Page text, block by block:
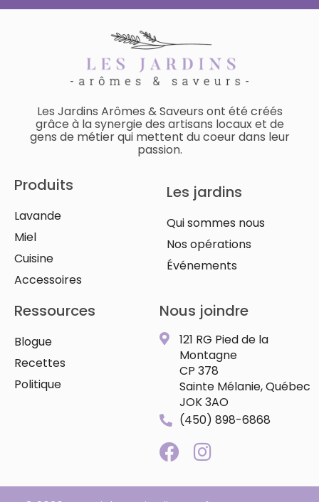
Les Jardins Arômes & Saveurs ont été créés
grâce à la synergie des artisans locaux et de
gens de métier qui mettent du coeur dans leur
passion.
Produits
Lavande
Miel
Cuisine
Accessoires
Les jardins
Qui sommes nous
Nos opérations
Événements
Ressources
Blogue
Recettes
Politique
Nous joindre
121 RG Pied de la
Montagne
CP 378
Sainte Mélanie, Québec
JOK 3AO
(450) 898-6868